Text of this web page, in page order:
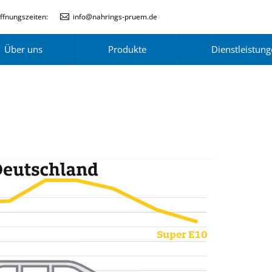
info@nahrings-pruem.de
Über uns Produkte